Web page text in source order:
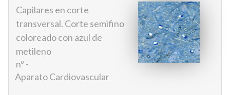
Capilares en corte
transversal. Corte semifino
coloreado con azul de
metileno
nº -
Aparato Cardiovascular